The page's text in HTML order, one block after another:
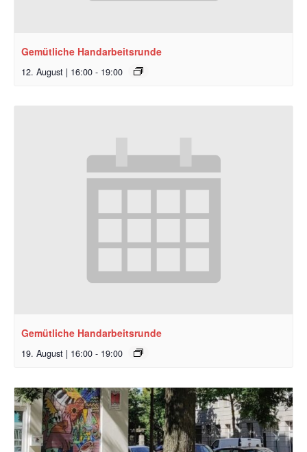
Gemütliche Handarbeitsrunde
12. August | 16:00 - 19:00
Gemütliche Handarbeitsrunde
19. August | 16:00 - 19:00